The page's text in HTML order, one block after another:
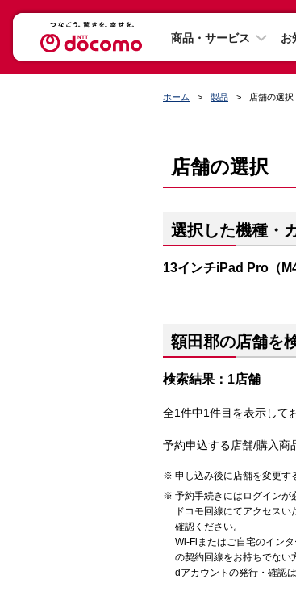
商品・サービス お
ホーム 製品 店舗の選択
店舗の選択
選択した機種・
13インチiPad Pro（
額田郡の店舗を
検索結果：1店舗
全1件中1件目を表示して
予約申込する店舗/購入商
申し込み後に店舗を変更す
予約手続きにはログインが
ドコモ回線にてアクセス
確認ください。
Wi-Fiまたはご自宅のイン
の契約回線をお持ちでない
dアカウントの発行・確認は